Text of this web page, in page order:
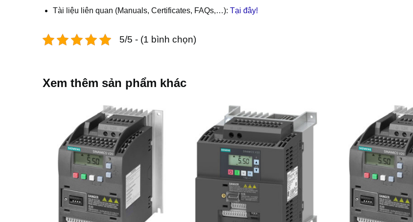
Tài liệu liên quan (Manuals, Certificates, FAQs,…): Tại đây!
5/5 - (1 bình chọn)
Xem thêm sản phẩm khác